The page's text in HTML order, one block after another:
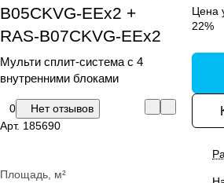
B05CKVG-EEx2 +
RAS-B07CKVG-EEx2
Мульти сплит-система с 4
внутренними блоками
0
Нет отзывов
Арт. 185690
Площадь, м²
Цена
22%